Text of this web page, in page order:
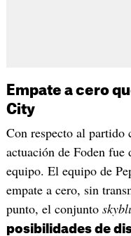
Empate a cero
City
Con respecto al partido
actuación de Foden fue
equipo. El equipo de
empate a cero, sin
punto, el conjunto
posibilidades de